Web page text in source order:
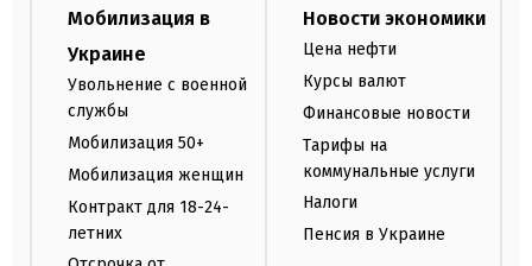
Мобилизация в
Украине
Увольнение с военной
службы
Мобилизация 50+
Мобилизация женщин
Контракт для 18-24-
летних
Новости экономики
Цена нефти
Курсы валют
Финансовые новости
Тарифы на
коммунальные услуги
Налоги
Пенсия в Украине